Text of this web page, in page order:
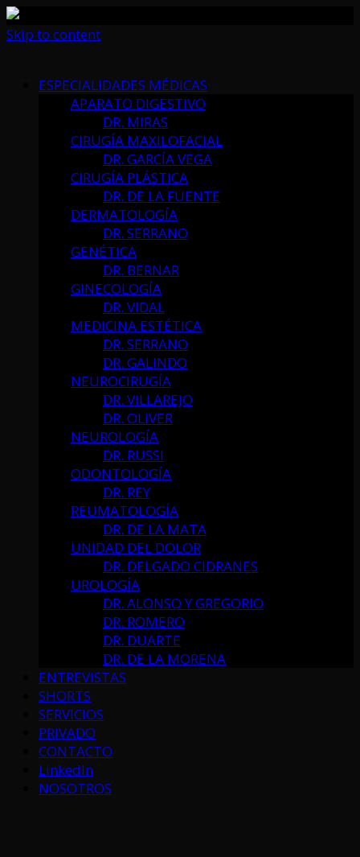
Skip to content
ESPECIALIDADES MÉDICAS
APARATO DIGESTIVO
DR. MIRAS
CIRUGÍA MAXILOFACIAL
DR. GARCÍA VEGA
CIRUGÍA PLÁSTICA
DR. DE LA FUENTE
DERMATOLOGÍA
DR. SERRANO
GENÉTICA
DR. BERNAR
GINECOLOGÍA
DR. VIDAL
MEDICINA ESTÉTICA
DR. SERRANO
DR. GALINDO
NEUROCIRUGÍA
DR. VILLAREJO
DR. OLIVER
NEUROLOGÍA
DR. RUSSI
ODONTOLOGÍA
DR. REY
REUMATOLOGÍA
DR. DE LA MATA
UNIDAD DEL DOLOR
DR. DELGADO CIDRANES
UROLOGÍA
DR. ALONSO Y GREGORIO
DR. ROMERO
DR. DUARTE
DR. DE LA MORENA
ENTREVISTAS
SHORTS
SERVICIOS
PRIVADO
CONTACTO
LinkedIn
NOSOTROS